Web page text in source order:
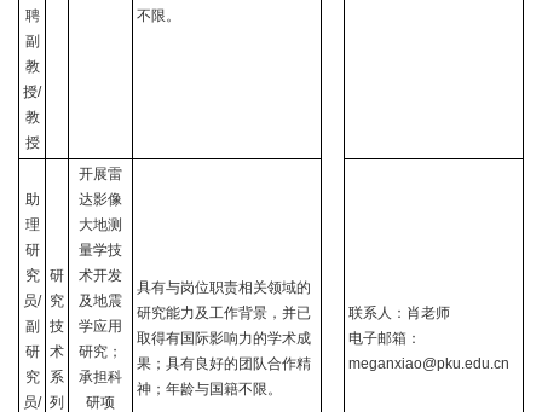
聘
副
教
授/
教
授
不限。
助
理
研
究
员/
副
研
究
员/
研
究
技
术
系
列
开展雷
达影像
大地测
量学技
术开发
及地震
学应用
研究；
承担科
研项
具有与岗位职责相关领域的
研究能力及工作背景，并已
取得有国际影响力的学术成
果；具有良好的团队合作精
神；年龄与国籍不限。
联系人：肖老师
电子邮箱：
meganxiao@pku.edu.cn